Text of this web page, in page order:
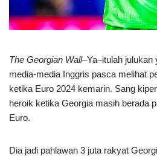
The Georgian Wall–Ya–itulah
media-media Inggris pasca melihat
ketika Euro 2024 kemarin. Sang
heroik ketika Georgia masih berada
Euro.
Dia jadi pahlawan 3 juta rakyat